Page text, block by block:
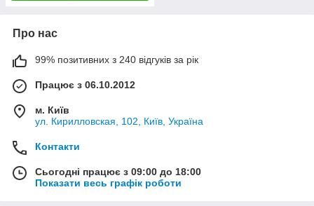
Про нас
99% позитивних з 240 відгуків за рік
Працює з 06.10.2012
м. Київ
ул. Кирилловская, 102, Київ, Україна
Контакти
Сьогодні працює з 09:00 до 18:00
Показати весь графік роботи